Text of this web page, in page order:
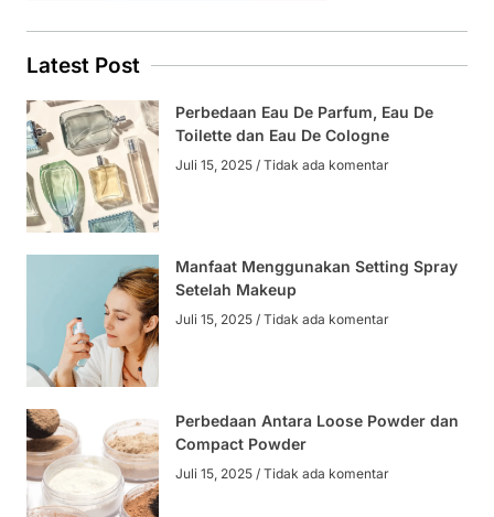
Latest Post
Perbedaan Eau De Parfum, Eau De
Toilette dan Eau De Cologne
Juli 15, 2025 Tidak ada komentar
Manfaat Menggunakan Setting Spray
Setelah Makeup
Juli 15, 2025 Tidak ada komentar
Perbedaan Antara Loose Powder dan
Compact Powder
Juli 15, 2025 Tidak ada komentar